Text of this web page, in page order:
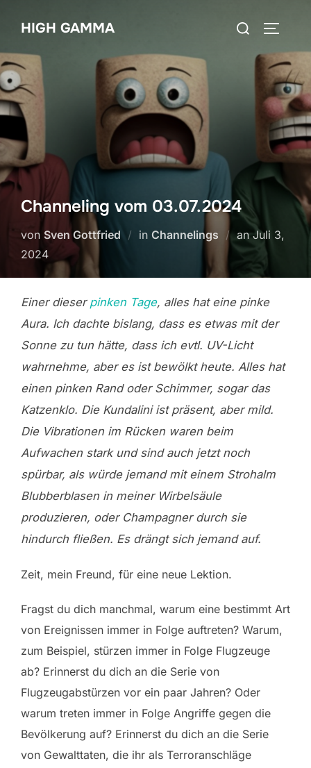
InhaltHIGH GAMMA
Suchen
Channeling vom 03.07.2024
von Sven Gottfried in Channelings an
am
Juli 3,
2024
Einer dieser pinken Tage, alles hat eine pinke
Aura. Ich dachte bislang, dass es etwas mit der
Sonne zu tun hätte, dass ich evtl. UV-Licht
wahrnehme, aber es ist bewölkt heute. Alles hat
einen pinken Rand oder Schimmer, sogar das
Katzenklo. Die Kundalini ist präsent, aber mild.
Die Vibrationen im Rücken waren beim
Aufwachen stark und sind auch jetzt noch
spürbar, als würde jemand mit einem Strohalm
Blubberblasen in meiner Wirbelsäule
produzieren, oder Champagner durch sie
hindurch fließen. Es drängt sich jemand auf.
Zeit, mein Freund, für eine neue Lektion.
Fragst du dich manchmal, warum eine bestimmt Art
von Ereignissen immer in Folge auftreten? Warum,
zum Beispiel, stürzen immer in Folge Flugzeuge
ab? Erinnerst du dich an die Serie von
Flugzeugabstürzen vor ein paar Jahren? Oder
warum treten immer in Folge Angriffe gegen die
Bevölkerung auf? Erinnerst du dich an die Serie
von Gewalttaten, die ihr als Terroranschläge